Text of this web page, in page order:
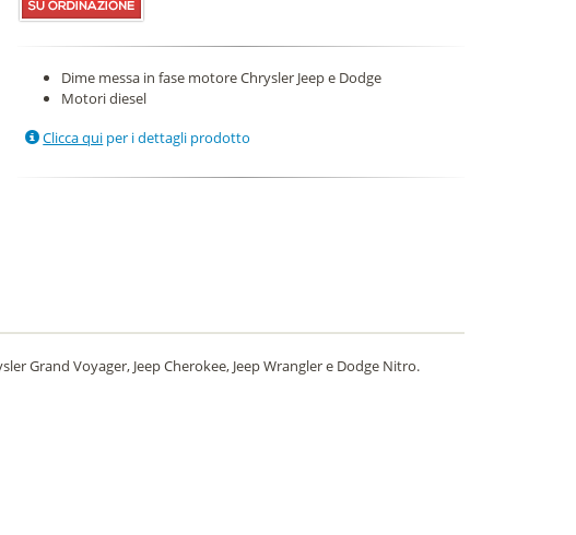
Dime messa in fase motore Chrysler Jeep e Dodge
Motori diesel
Clicca qui per i dettagli prodotto
Grand Voyager, Jeep Cherokee, Jeep Wrangler e Dodge Nitro.